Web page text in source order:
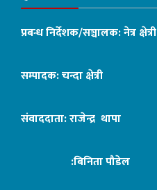
प्रबन्ध निर्देशक/सञ्चालक: नेत्र क्षेत्री
सम्पादक: चन्दा क्षेत्री
संवाददाता: राजेन्द्र थापा
:बिनिता पौडेल